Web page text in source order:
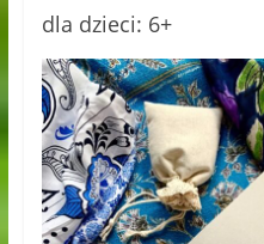
dla dzieci: 6+